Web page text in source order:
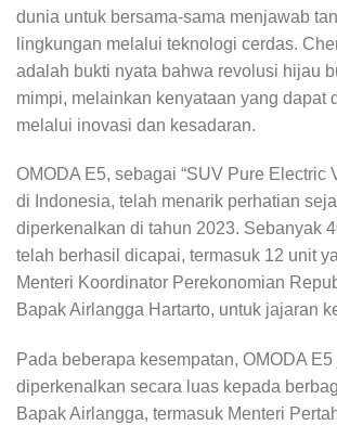
dunia untuk bersama-sama menjawab
lingkungan melalui teknologi cerdas.
adalah bukti nyata bahwa revolusi hijau
mimpi, melainkan kenyataan yang dapat
melalui inovasi dan kesadaran.
OMODA E5, sebagai “SUV Pure Electric
di Indonesia, telah menarik perhatian
diperkenalkan di tahun 2023. Sebanyak
telah berhasil dicapai, termasuk 12 unit
Menteri Koordinator Perekonomian
Bapak Airlangga Hartarto, untuk jajaran
Pada beberapa kesempatan, OMODA
diperkenalkan secara luas kepada
Bapak Airlangga, termasuk Menteri